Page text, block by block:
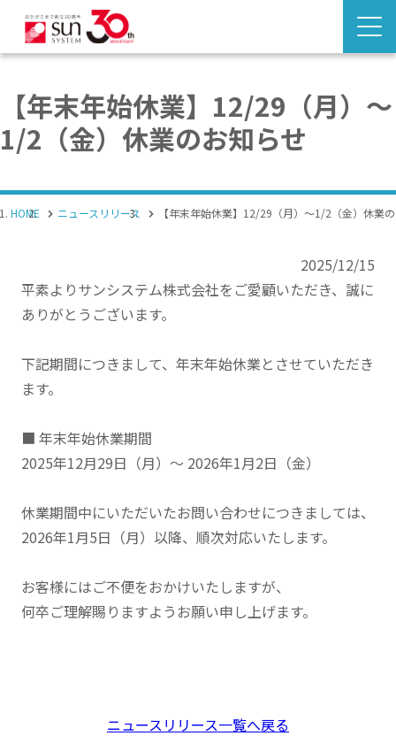
【年末年始休業】12/29（月）～
1/2（金）休業のお知らせ
HOME ニュースリリース 【年末年始休業】12/29（月）～1/2（金）休業
2025/12/15
平素よりサンシステム株式会社をご愛顧いただき、誠に
ありがとうございます。
下記期間につきまして、年末年始休業とさせていただき
ます。
■ 年末年始休業期間
2025年12月29日（月）～ 2026年1月2日（金）
休業期間中にいただいたお問い合わせにつきましては、
2026年1月5日（月）以降、順次対応いたします。
お客様にはご不便をおかけいたしますが、
何卒ご理解賜りますようお願い申し上げます。
ニュースリリース一覧へ戻る